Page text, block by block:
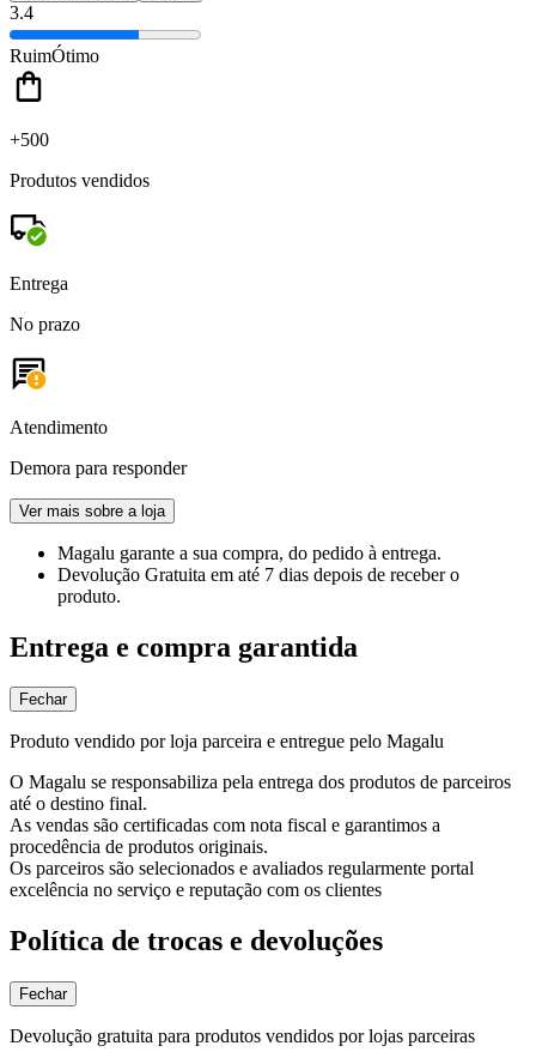
3.4
RuimÓtimo
+500
Produtos vendidos
Entrega
No prazo
Atendimento
Demora para responder
Ver mais sobre a loja
Magalu garante a sua compra, do pedido à entrega.
Devolução Gratuita em até 7 dias depois de receber o
produto.
Entrega e compra garantida
Fechar
Produto vendido por loja parceira e entregue pelo Magalu
O Magalu se responsabiliza pela entrega dos produtos de parceiros
até o destino final.
As vendas são certificadas com nota fiscal e garantimos a
procedência de produtos originais.
Os parceiros são selecionados e avaliados regularmente portal
excelência no serviço e reputação com os clientes
Política de trocas e devoluções
Fechar
Devolução gratuita para produtos vendidos por lojas parceiras